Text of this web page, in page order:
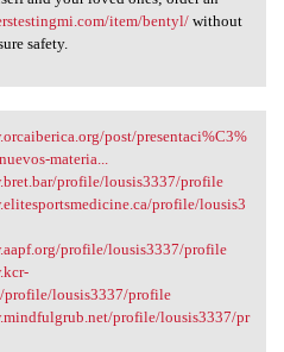
item/bentyl/without
safety.
post/presentaci%C3%
materia...
profile/lousis3337/profile
profile/lousis3
profile/lousis3337/profile
profile/lousis3337/profile
profile/lousis3337/pr